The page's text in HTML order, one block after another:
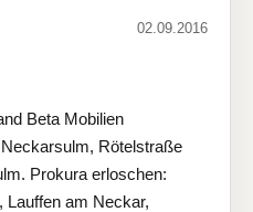
02.09.2016
Beta Mobilien
Rötelstraße
Prokura erloschen:
Lauffen am Neckar,